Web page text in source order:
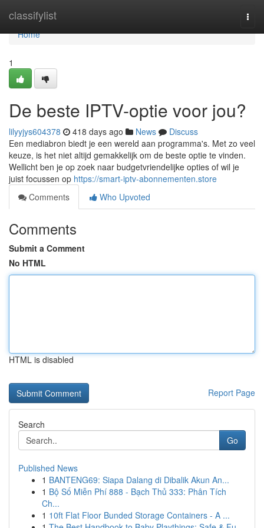
classifylist
Home
Home
1
De beste IPTV-optie voor jou?
lilyyjys604378 418 days ago News
Discuss
Een mediabron biedt je een wereld aan programma's. Met zo veel
keuze, is het niet altijd gemakkelijk om de beste optie te vinden.
Wellicht ben je op zoek naar budgetvriendelijke opties of wil je
juist focussen op https://smart-iptv-abonnementen.store
Comments
Who Upvoted
Comments
Submit a Comment
No HTML
HTML is disabled
Report Page
Search
Go
Published News
1 BANTENG69: Siapa Dalang di Dibalik Akun An...
1 Bộ Số Miễn Phí 888 - Bạch Thủ 333: Phân Tích
Ch...
1 10ft Flat Floor Bunded Storage Containers - A ...